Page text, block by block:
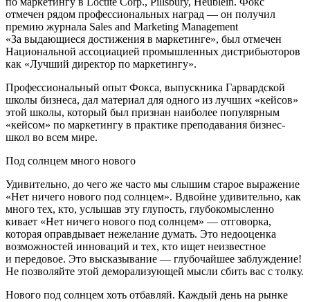
отмечен рядом профессиональных наград — он получил
премию журнала Sales and Marketing Management
«За выдающиеся достижения в маркетинге», был отмечен
Национальной ассоциацией промышленных дистрибьюторов
как «Лучший директор по маркетингу».
Профессиональный опыт Фокса, выпускника Гарвардской
школы бизнеса, дал материал для одного из лучших «кейсов»
этой школы, который был признан наиболее популярным
«кейсом» по маркетингу в практике преподавания бизнес-
школ во всем мире.
Под солнцем много нового
Удивительно, до чего же часто мы слышим старое выражение
«Нет ничего нового под солнцем». Вдвойне удивительно, как
много тех, кто, услышав эту глупость, глубокомысленно
кивает «Нет ничего нового под солнцем» — отговорка,
которая оправдывает нежелание думать. Это недооценка
возможностей инноваций и тех, кто ищет неизвестное
и передовое. Это высказывание — глубочайшее заблуждение!
Не позволяйте этой деморализующей мысли сбить вас с толку.
Нового под солнцем хоть отбавляй. Каждый день на рынке